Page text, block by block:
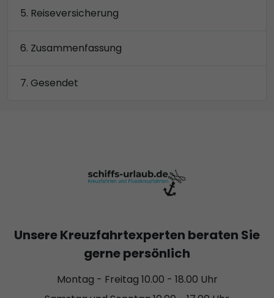
Reiseversicherung
Zusammenfassung
Gesendet
Unsere Kreuzfahrtexperten beraten Sie
gerne persönlich
Montag - Freitag 10.00 - 18.00 Uhr